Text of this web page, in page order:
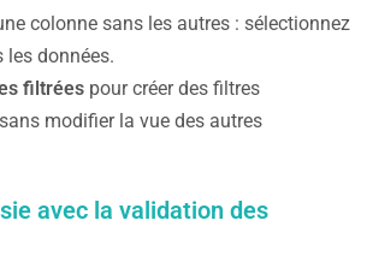
colonne sans les autres : sélectionnez
données.
filtrées pour créer des filtres
modifier la vue des autres
avec la validation des